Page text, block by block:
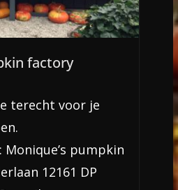
factory
terecht voor je
Monique’s pumpkin
12161 DP